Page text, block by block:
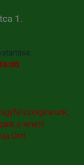
1.
a lehető
Önt!